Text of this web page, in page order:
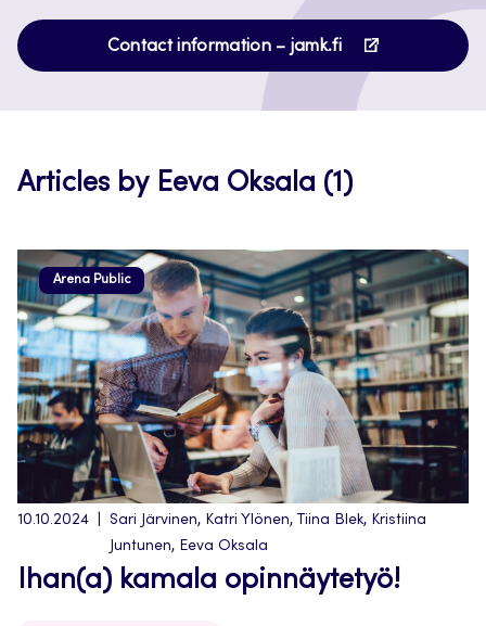
Contact information – jamk.fi
Opens
in
Articles by Eeva Oksala (1)
Arena Public
10.10.2024
Sari Järvinen, Katri Ylönen, Tiina Blek, Kristiina
Juntunen, Eeva Oksala
Ihan(a) kamala opinnäytetyö!